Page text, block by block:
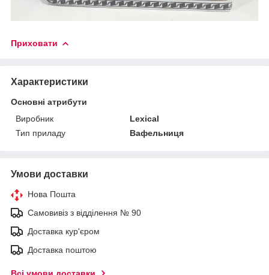
Приховати
Характеристики
Основні атрибути
Виробник
Lexical
Тип приладу
Вафельниця
Умови доставки
Нова Пошта
Самовивіз з відділення № 90
Доставка кур'єром
Доставка поштою
Всі умови доставки